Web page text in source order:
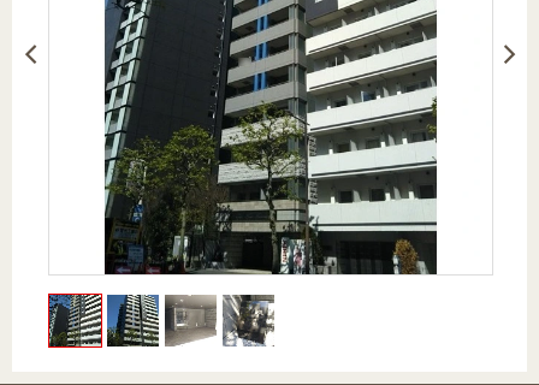
購入向け
サービス
住宅ロー
ンシミュ
レーショ
ン
住まい1プ
ラス（お
役立ちコ
ラム）
住まいと
暮らしの
税金の本
（電子ブ
ック）
購入ガイ
ド
住まいと
暮らしの
税金の本
（電子ブ
ック）
売却ガイ
ド